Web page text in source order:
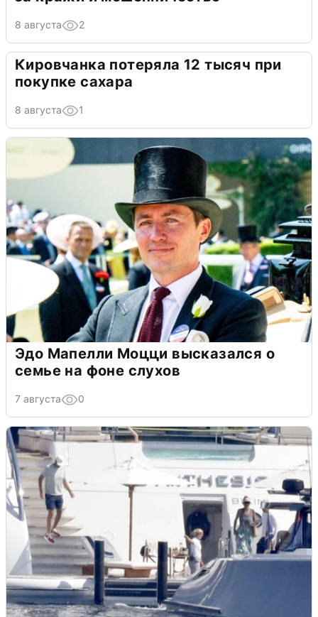
8 августа 2
Кировчанка потеряла 12 тысяч при
покупке сахара
8 августа 1
Эдо Мапелли Моцци высказался о
семье на фоне слухов
7 августа 0